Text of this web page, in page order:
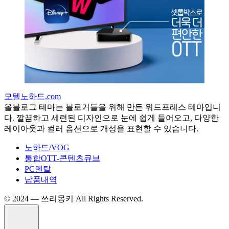
모텔노하드.com
올블로그 테마는 블로거들을 위해 만든 워드프레스 테마입니
다. 깔끔하고 세련된 디자인으로 눈에 쉽게 들어오고, 다양한
레이아웃과 컬러 옵션으로 개성을 표현할 수 있습니다.
노하드/VOG
통합OTT-콘텐츠큐브
PC렌탈
납품내역
©️ 2024 — 쓰리몽키 All Rights Reserved.